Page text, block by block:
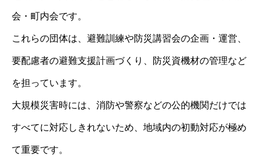
会・町内会です。
これらの団体は、避難訓練や防災講習会の企画・運営、
要配慮者の避難支援計画づくり、防災資機材の管理など
を担っています。
大規模災害時には、消防や警察などの公的機関だけでは
すべてに対応しきれないため、地域内の初動対応が極め
て重要です。